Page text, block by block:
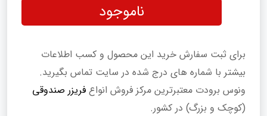
ناموجود
برای ثبت سفارش خرید این محصول و کسب اطلاعات
بیشتر با شماره های درج شده در سایت تماس بگیرید.
ونوس برودت معتبرترین مرکز فروش انواع فریزر صندوقی
(کوچک و بزرگ) در کشور.